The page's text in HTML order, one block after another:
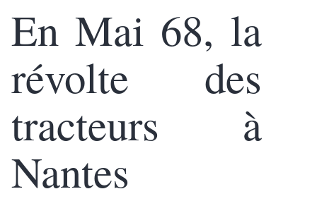
En Mai 68, la
révolte des
tracteurs à
Nantes